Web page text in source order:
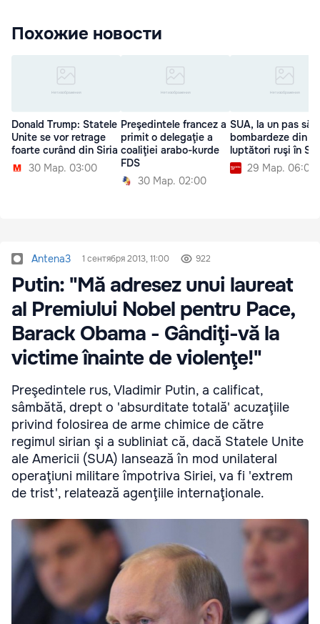
Похожие новости
Donald Trump: Statele
Unite se vor retrage
foarte curând din Siria
30 Мар. 03:00
Preşedintele francez a
primit o delegaţie a
coaliţiei arabo-kurde
FDS
30 Мар. 02:00
SUA, la un pas să
bombardeze din
luptători ruşi în
29 Мар. 06:00
Antena3 1 сентября 2013, 11:00 922
Putin: "Mă adresez unui laureat
al Premiului Nobel pentru Pace,
Barack Obama - Gândiţi-vă la
victime înainte de violenţe!"
Preşedintele rus, Vladimir Putin, a calificat,
sâmbătă, drept o 'absurditate totală' acuzaţiile
privind folosirea de arme chimice de către
regimul sirian şi a subliniat că, dacă Statele Unite
ale Americii (SUA) lansează în mod unilateral
operaţiuni militare împotriva Siriei, va fi 'extrem
de trist', relatează agenţiile internaţionale.